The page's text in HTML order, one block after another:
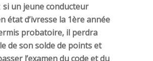
si un jeune conducteur
état d’ivresse la 1ère année
probatoire, il perdra
de son solde de points et
l’examen du code et du